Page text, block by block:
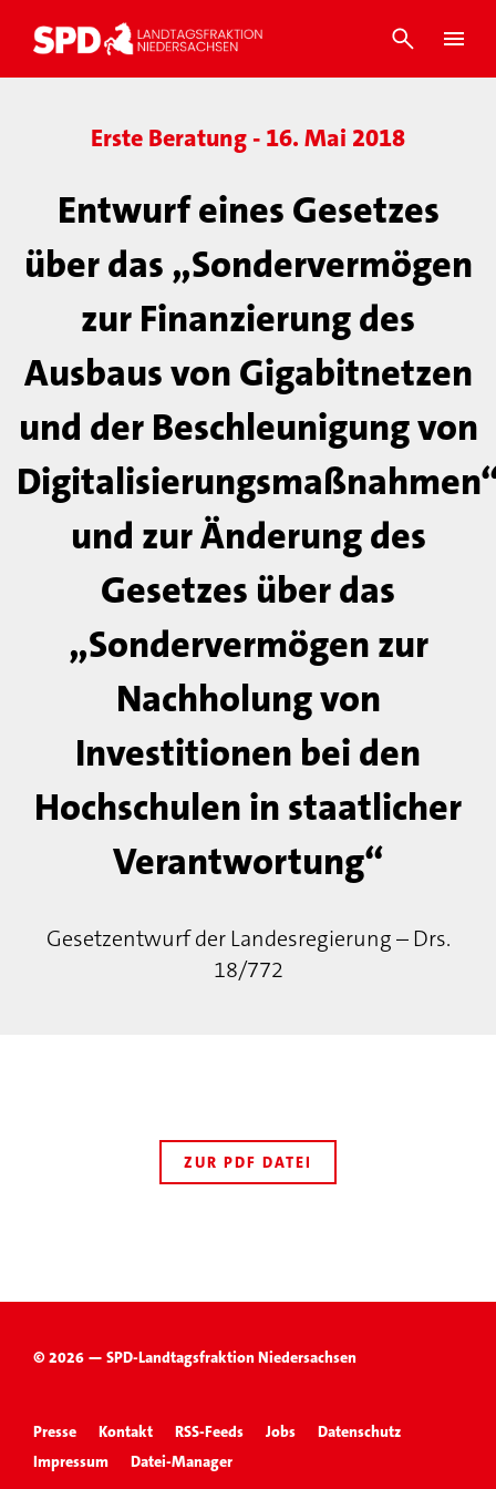
Erste Beratung - 16. Mai 2018
Entwurf eines Gesetzes
über das „Sondervermögen
zur Finanzierung des
Ausbaus von Gigabitnetzen
und der Beschleunigung von
und zur Änderung des
Gesetzes über das
„Sondervermögen zur
Nachholung von
Investitionen bei den
Hochschulen in staatlicher
Verantwortung“
Gesetzentwurf der Landesregierung – Drs.
18/772
ZUR PDF DATEI
© 2026 — SPD-Landtagsfraktion Niedersachsen
Presse Kontakt RSS-Feeds Jobs
Datenschutz
Impressum
Datei-Manager